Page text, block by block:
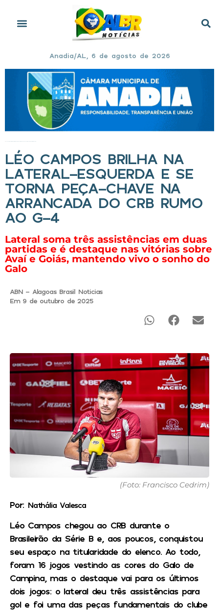
Anadia/AL, 6 de agosto de 2026
LÉO CAMPOS BRILHA NA
LATERAL-ESQUERDA E SE
TORNA PEÇA-CHAVE NA
ARRANCADA DO CRB RUMO
AO G-4
Lateral soma três assistências em duas
partidas e é destaque nas vitórias sobre
Avaí e Goiás, mantendo vivo o sonho do
Galo
ABN - Alagoas Brasil Noticias
Em 9 de outubro de 2025
(Foto: Francisco Cedrim)
Por: Nathália Valesca
Léo Campos chegou ao CRB durante o
Brasileirão da Série B e, aos poucos, conquistou
seu espaço na titularidade do elenco. Ao todo,
foram 16 jogos vestindo as cores do Galo de
Campina, mas o destaque vai para os últimos
dois jogos: o lateral deu três assistências para
gol e foi uma das peças fundamentais do clube